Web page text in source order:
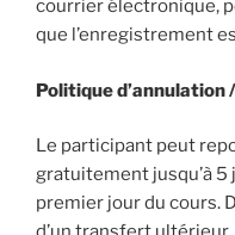
courrier électronique,
que l’enregistrement
Politique
Le participant peut
gratuitement jusqu’à 5
premier jour du cours.